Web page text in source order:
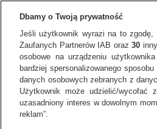
Dbamy o Twoją prywatność
Jeśli użytkownik wyrazi na to zgodę,
Zaufanych Partnerów IAB oraz30
osobowe na urządzeniu
bardziej spersonalizowanego
danych osobowych zebranych z
Użytkownik może udzielić/wycofać
uzasadniony interes w dowolnym
reklam”.